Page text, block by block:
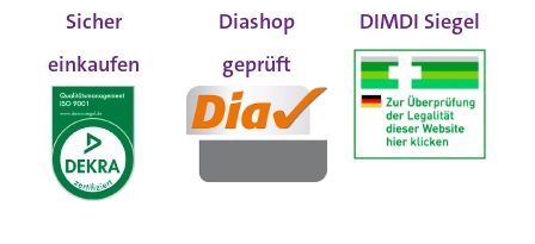
Sicher
einkaufen
Diashop
geprüft
DIMDI Siegel